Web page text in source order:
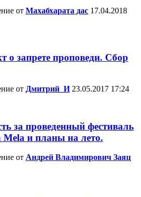
от Махабхарата дас 17.04.2018
о запрете проповеди. Сбор
от Дмитрий_И23.05.2017 17:24
за проведенный фестиваль
и планы на лето.
от Андрей Владимирович Заяц